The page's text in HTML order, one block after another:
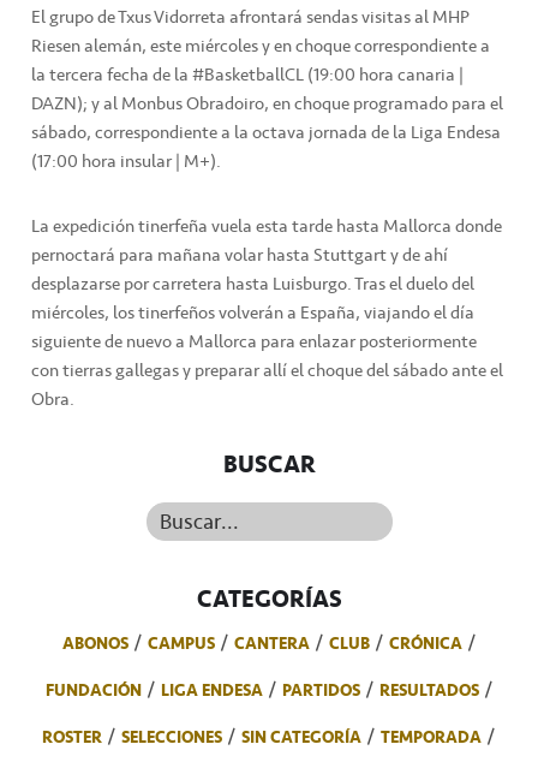
El grupo de Txus Vidorreta afrontará sendas visitas al MHP
Riesen alemán, este miércoles y en choque correspondiente a
la tercera fecha de la #BasketballCL (19:00 hora canaria |
DAZN); y al Monbus Obradoiro, en choque programado para el
sábado, correspondiente a la octava jornada de la Liga Endesa
(17:00 hora insular | M+).
La expedición tinerfeña vuela esta tarde hasta Mallorca donde
pernoctará para mañana volar hasta Stuttgart y de ahí
desplazarse por carretera hasta Luisburgo. Tras el duelo del
miércoles, los tinerfeños volverán a España, viajando el día
siguiente de nuevo a Mallorca para enlazar posteriormente
con tierras gallegas y preparar allí el choque del sábado ante el
Obra.
BUSCAR
Buscar...
CATEGORÍAS
ABONOS CAMPUS CANTERA CLUB
CRÓNICA
FUNDACIÓN
LIGA ENDESA PARTIDOS
RESULTADOS
ROSTER
SELECCIONES SIN CATEGORÍA
TEMPORADA